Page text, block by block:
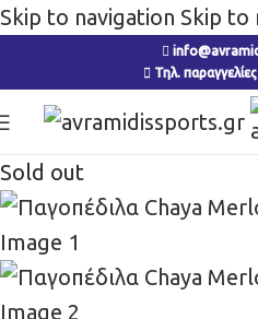
Skip to navigation Skip to
Τηλ.
Sold out